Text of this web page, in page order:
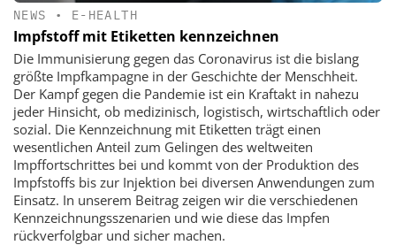
NEWS • E-HEALTH
Impfstoff mit Etiketten kennzeichnen
Die Immunisierung gegen das Coronavirus ist die bislang
größte Impfkampagne in der Geschichte der Menschheit.
Der Kampf gegen die Pandemie ist ein Kraftakt in nahezu
jeder Hinsicht, ob medizinisch, logistisch, wirtschaftlich oder
sozial. Die Kennzeichnung mit Etiketten trägt einen
wesentlichen Anteil zum Gelingen des weltweiten
Impffortschrittes bei und kommt von der Produktion des
Impfstoffs bis zur Injektion bei diversen Anwendungen zum
Einsatz. In unserem Beitrag zeigen wir die verschiedenen
Kennzeichnungsszenarien und wie diese das Impfen
rückverfolgbar und sicher machen.